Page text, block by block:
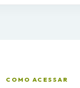
COMO ACESSAR